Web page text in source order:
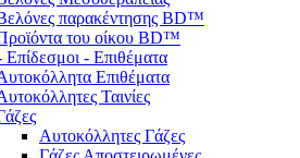
παρακέντησης BD™
του οίκου BD™
Επίδεσμοι - Επιθέματα
Επιθέματα
Ταινίες
Αυτοκόλλητες Γάζες